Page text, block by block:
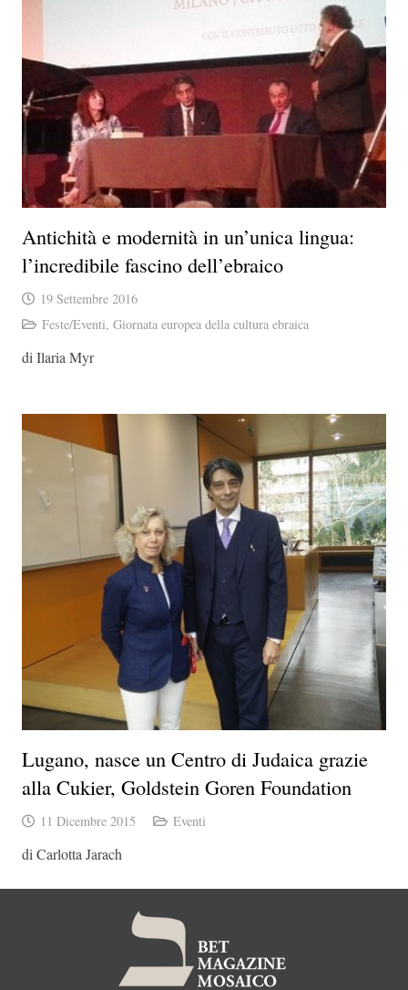
Antichità e modernità in un’unica lingua:
l’incredibile fascino dell’ebraico
19 Settembre 2016
Feste/Eventi, Giornata europea della cultura ebraica
di Ilaria Myr
Lugano, nasce un Centro di Judaica grazie
alla Cukier, Goldstein Goren Foundation
11 Dicembre 2015 Eventi
di Carlotta Jarach